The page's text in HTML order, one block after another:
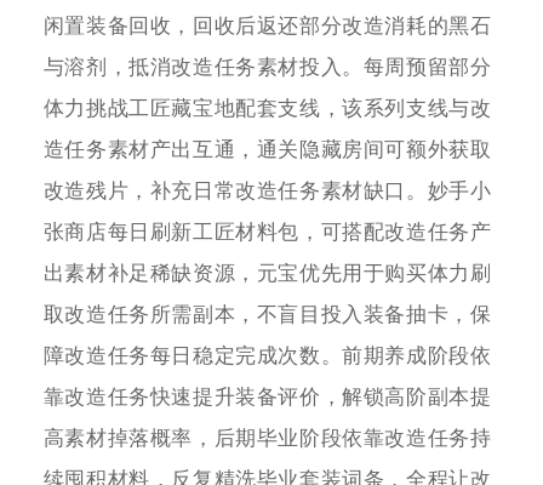
闲置装备回收，回收后返还部分改造消耗的黑石
与溶剂，抵消改造任务素材投入。每周预留部分
体力挑战工匠藏宝地配套支线，该系列支线与改
造任务素材产出互通，通关隐藏房间可额外获取
改造残片，补充日常改造任务素材缺口。妙手小
张商店每日刷新工匠材料包，可搭配改造任务产
出素材补足稀缺资源，元宝优先用于购买体力刷
取改造任务所需副本，不盲目投入装备抽卡，保
障改造任务每日稳定完成次数。前期养成阶段依
靠改造任务快速提升装备评价，解锁高阶副本提
高素材掉落概率，后期毕业阶段依靠改造任务持
续囤积材料，反复精洗毕业套装词条，全程让改